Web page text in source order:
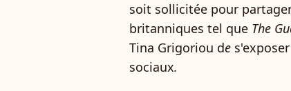
soit sollicitée pour
britanniques tel que The
Tina Grigoriou de
sociaux.